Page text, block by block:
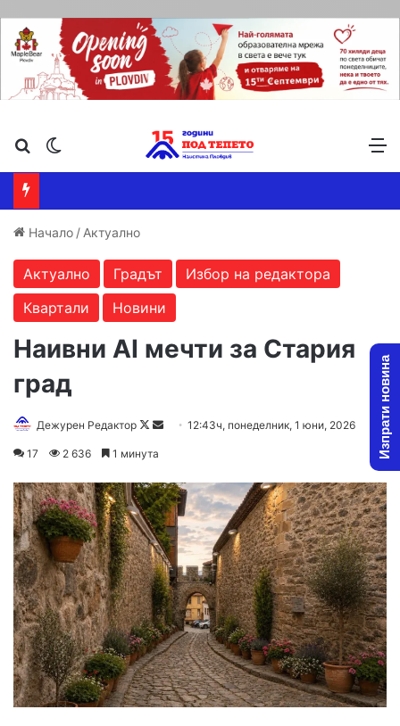
Търсене ...
Начало / Актуално
Актуално Градът
Избор на редактора
Квартали
Новини
Наивни AI мечти за Стария
град
Дежурен Редактор
Follow
Send12:43ч, понеделник, 1 юни, 2026
17 2 636 1 минута Изпрати новина